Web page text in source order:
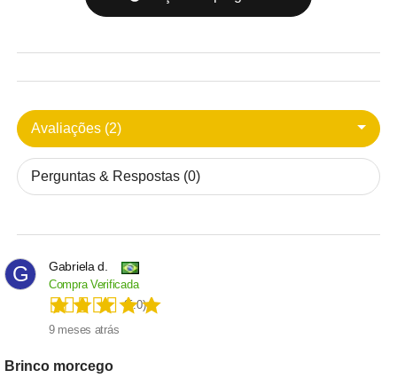
Avaliações (2)
Perguntas & Respostas (0)
G Gabriela d.
Compra Verificada
(5.0)
9 meses atrás
Brinco morcego